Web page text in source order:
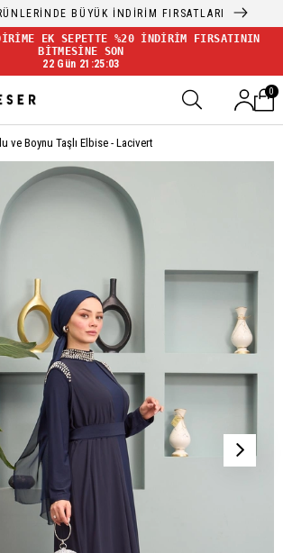
BÜYÜK İNDİRİM FIRSATLARI
EK SEPETTE %20 İNDİRİM FIRSATININ
BİTMESİNE SON
22 Gün 21:25:03
0
ve Boynu Taşlı Elbise - Lacivert